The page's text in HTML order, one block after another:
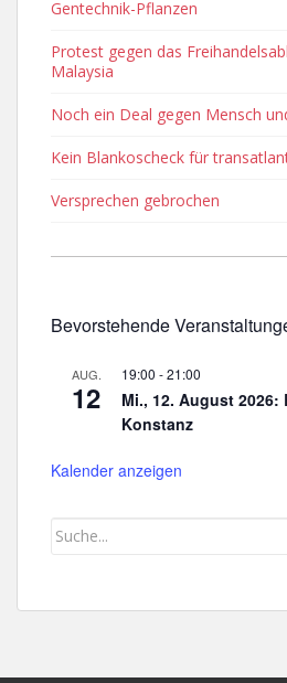
Gentechnik-Pflanzen
Protest gegen das
Malaysia
Noch ein Deal gegen Mensch
Kein Blankoscheck für
Versprechen gebrochen
Bevorstehende
AUG.
12
19:00 -21:00
Mi., 12. August
Konstanz
Kalender anzeigen